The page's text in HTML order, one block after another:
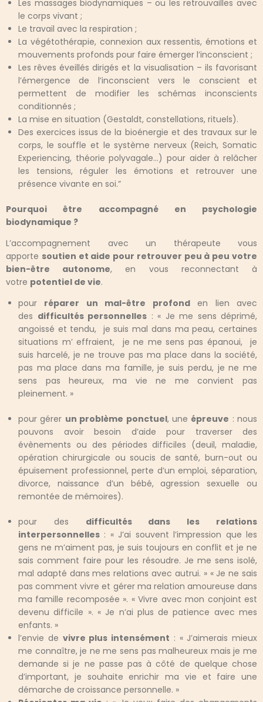
Les massages biodynamiques – ou les retrouvailles avec
le corps vivant ;
Le travail avec la respiration ;
La végétothérapie, connexion aux ressentis, émotions et
mouvements profonds pour faire émerger l’inconscient ;
Les rêves éveillés dirigés et la visualisation – ils favorisant
l’émergence de l’inconscient vers le conscient et
permettent de modifier les schémas inconscients
conditionnés ;
La mise en situation (Gestaldt, constellations, rituels).
Des exercices issus de la bioénergie et des travaux sur le
corps, le souffle et le système nerveux (Reich, Somatic
Experiencing, théorie polyvagale…) pour aider à relâcher
les tensions, réguler les émotions et retrouver une
présence vivante en soi.”
Pourquoi être accompagné en psychologie
biodynamique ?
L’accompagnement avec un thérapeute vous
apporte soutien et aide pour retrouver peu à peu votre
bien-être autonome, en vous reconnectant à
votre potentiel de vie.
pour réparer un mal-être profonden lien avec
des difficultés personnelles : « Je me sens déprimé,
angoissé et tendu, je suis mal dans ma peau, certaines
situations m’ effraient, je ne me sens pas épanoui, je
suis harcelé, je ne trouve pas ma place dans la société,
pas ma place dans ma famille, je suis perdu, je ne me
sens pas heureux, ma vie ne me convient pas
pleinement. »
pour gérer un problème ponctuel, une épreuve : nous
pouvons avoir besoin d’aide pour traverser des
évènements ou des périodes difficiles (deuil, maladie,
opération chirurgicale ou soucis de santé, burn-out ou
épuisement professionnel, perte d’un emploi, séparation,
divorce, naissance d’un bébé, agression sexuelle ou
remontée de mémoires).
pour des difficultés dans les relations
interpersonnelles : « J’ai souvent l’impression que les
gens ne m’aiment pas, je suis toujours en conflit et je ne
sais comment faire pour les résoudre. Je me sens isolé,
mal adapté dans mes relations avec autrui. » « Je ne sais
pas comment vivre et gérer ma relation amoureuse dans
ma famille recomposée ». « Vivre avec mon conjoint est
devenu difficile ». « Je n’ai plus de patience avec mes
enfants. »
l’envie de vivre plus intensément : « J’aimerais mieux
me connaître, je ne me sens pas malheureux mais je me
demande si je ne passe pas à côté de quelque chose
d’important, je souhaite enrichir ma vie et faire une
démarche de croissance personnelle. »